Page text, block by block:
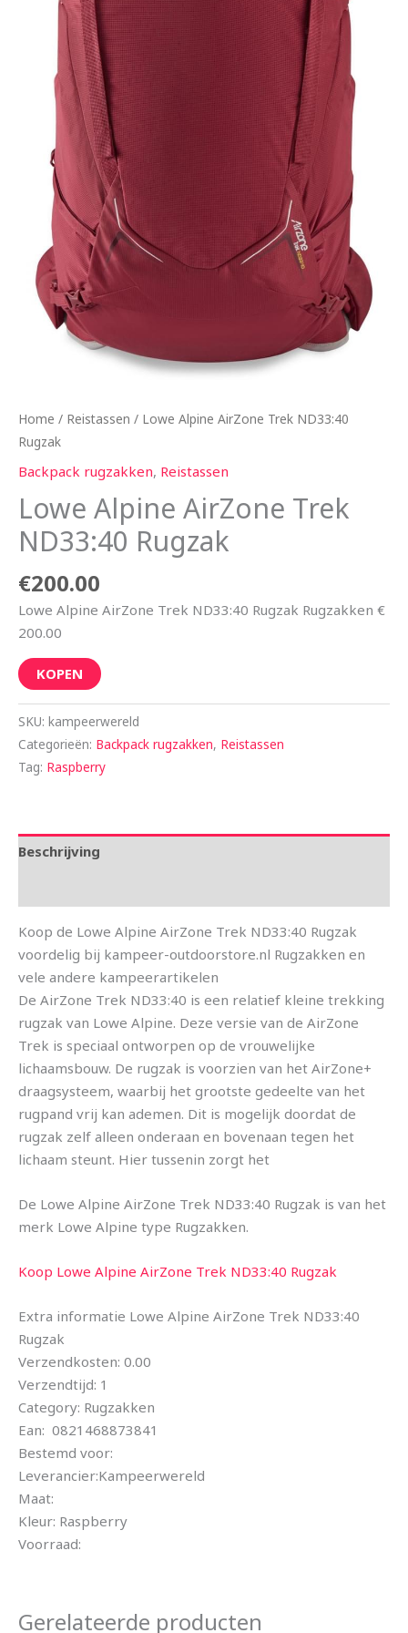
Home / Reistassen / Lowe Alpine AirZone Trek ND33:40
Rugzak
Backpack rugzakken, Reistassen
Lowe Alpine AirZone Trek
ND33:40 Rugzak
€200.00
Lowe Alpine AirZone Trek ND33:40 Rugzak Rugzakken €
200.00
KOPEN
SKU: kampeerwereld
Categorieën: Backpack rugzakken, Reistassen
Tag: Raspberry
Beschrijving
Koop de Lowe Alpine AirZone Trek ND33:40 Rugzak
voordelig bij kampeer-outdoorstore.nl Rugzakken en
vele andere kampeerartikelen
De AirZone Trek ND33:40 is een relatief kleine trekking
rugzak van Lowe Alpine. Deze versie van de AirZone
Trek is speciaal ontworpen op de vrouwelijke
lichaamsbouw. De rugzak is voorzien van het AirZone+
draagsysteem, waarbij het grootste gedeelte van het
rugpand vrij kan ademen. Dit is mogelijk doordat de
rugzak zelf alleen onderaan en bovenaan tegen het
lichaam steunt. Hier tussenin zorgt het
De Lowe Alpine AirZone Trek ND33:40 Rugzak is van het
merk Lowe Alpine type Rugzakken.
Koop Lowe Alpine AirZone Trek ND33:40 Rugzak
Extra informatie Lowe Alpine AirZone Trek ND33:40
Rugzak
Verzendkosten: 0.00
Verzendtijd: 1
Category: Rugzakken
Ean: 0821468873841
Bestemd voor:
Leverancier:Kampeerwereld
Maat:
Kleur: Raspberry
Voorraad:
Gerelateerde producten